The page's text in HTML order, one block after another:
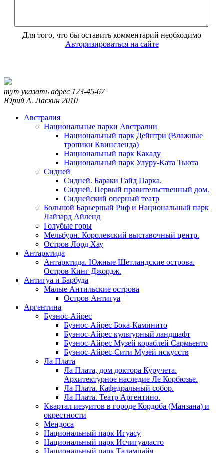
Для того, что бы оставить комментарий необходимо
Авторизироваться на сайте
тут указать адрес 123-45-67
Юрий А. Ласкин 2010
Австралия
Национальные парки Австралии
Национальный парк Дейнтри (Влажные
тропики Квинсленда)
Национальный парк Какаду
Национальный парк Улуру-Ката Тьюта
Сидней
Сидней. Бараки Гайд Парка.
Сидней. Первый правительственный дом.
Сиднейский оперный театр
Большой Барьерный Риф и Национальный парк
Лайзард Айленд
Голубые горы
Мельбурн. Королевский выставочный центр.
Остров Лорд Хау
Антарктида
Антарктида. Южные Шетландские острова.
Остров Кинг Джордж.
Антигуа и Барбуда
Малые Антильские острова
Остров Антигуа
Аргентина
Буэнос-Айрес
Буэнос-Айрес Бока-Каминито
Буэнос-Айрес культурный ландшафт
Буэнос-Айрес Музей кораблей Сармьенто
Буэнос-Айрес-Сити Музей искусств
Ла Плата
Ла Плата, дом доктора Куручета.
Архитектурное наследие Ле Корбюзье.
Ла Плата. Кафедральный собор.
Ла Плата. Театр Аргентино.
Квартал иезуитов в городе Кордоба (Манзана) и
окрестности
Мендоса
Национальный парк Игуасу
Национальный парк Исчигуаласто
Национальный парк Талампайя